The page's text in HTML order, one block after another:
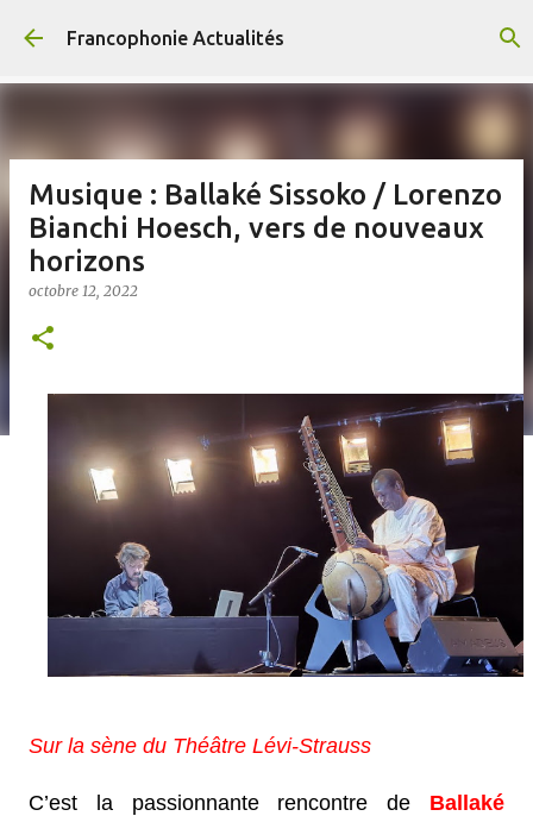
Accéder au contenu principal
Francophonie Actualités
Musique : Ballaké Sissoko / Lorenzo
Bianchi Hoesch, vers de nouveaux
horizons
octobre 12, 2022
Sur la sène du Théâtre Lévi-Strauss
C’est la passionnante rencontre de Ballaké